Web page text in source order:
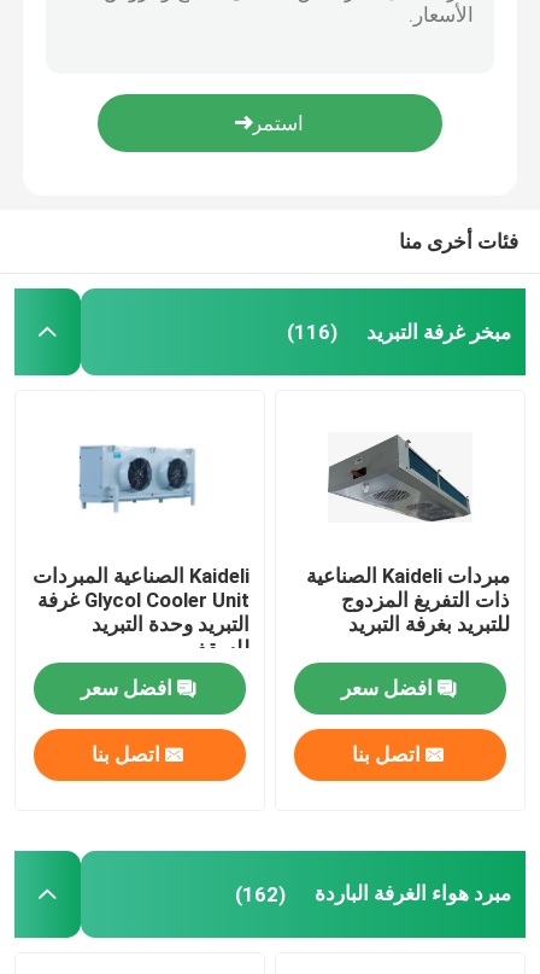
مكثف الغرفة الباردة
وحدة تكثيف الغرفة الباردة
وحدة تكثيف الضاغط
مكثف مبرد بالماء
وحدة تكثيف غرفة الفريزر
وحدة تكثيف التمرير
مستقبل سائل أفقي
وحدة تكثيف غرفة التجميد بيتزر 404a المبرد
فئات أخرى منا
مبخر غرفة التبريد (116)
مبردات Kaideli الصناعية
ذات التفريغ المزدوج
للتبريد بغرفة التبريد
افضل سعر
اتصل بنا
Kaideli الصناعية المبردات
Glycol Cooler Unit غرفة
التبريد وحدة التبريد
للسقف
افضل سعر
اتصل بنا
مبرد هواء الغرفة الباردة (162)